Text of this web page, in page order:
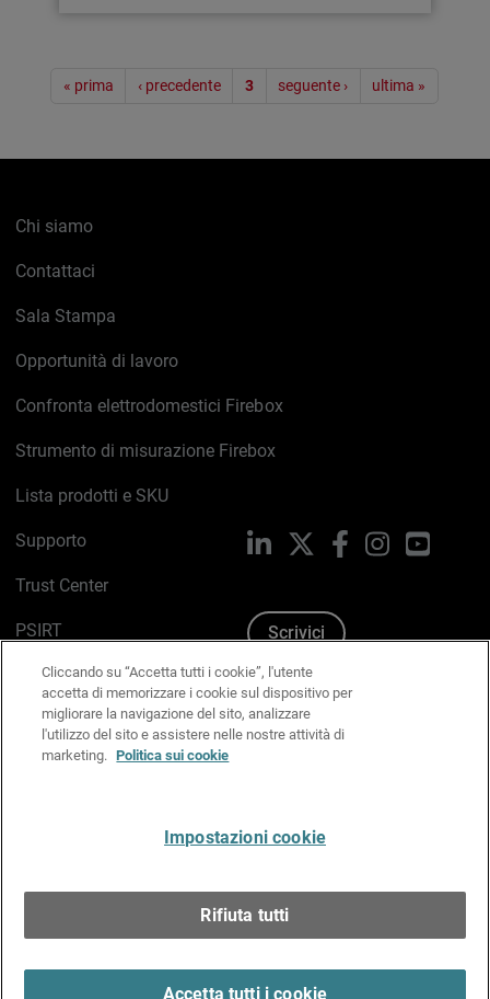
Paginazione
« prima ‹ precedente 3 seguente › ultima »
Chi siamo
Contattaci
Sala Stampa
Opportunità di lavoro
Confronta elettrodomestici Firebox
Strumento di misurazione Firebox
Lista prodotti e SKU
Supporto
Trust Center
PSIRT
Politica sui cookie
Informativa sulla privacy
Kit Media & Brand
LinkedIn FacebookInstagram
Scrivici
Cliccando su “Accetta tutti i cookie”, l'utente
accetta di memorizzare i cookie sul dispositivo per
migliorare la navigazione del sito, analizzare
l'utilizzo del sito e assistere nelle nostre attività di
marketing. Politica sui cookie
Impostazioni cookie
Rifiuta tutti
Accetta tutti i cookie